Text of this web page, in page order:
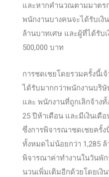
และหากคำนวณตามมาตร
พนักงานบางคนจะได้รับเงิ
ล้านบาทเศษ และผู้ที่ได้รับ
500,000 บาท
การชดเชยโดยรวมครั้งนี้เ
ได้รับมากกว่าพนักงานบริษั
และ พนักงานที่ถูกเลิกจ้าง
25 ปีห้าเดือน และมีเงินเดื
ซึ่งการพิจารณาชดเชยครั้ง
ทั้งหมดไม่น้อยกว่า 1,285
พิจารณาค่าทำงานในวันพั
นวนเพิ่มเติมอีกด้วยโดยเงิ